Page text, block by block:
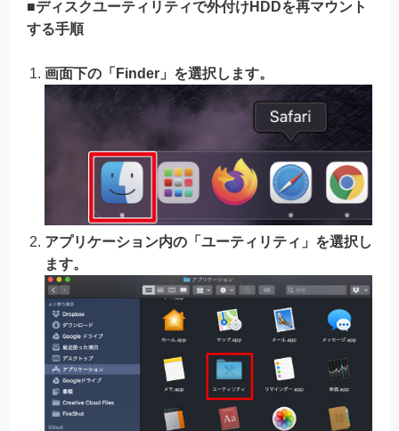
■ディスクユーティリティで外付けHDDを再マウント
する手順
画面下の「Finder」を選択します。
アプリケーション内の「ユーティリティ」を選択し
ます。